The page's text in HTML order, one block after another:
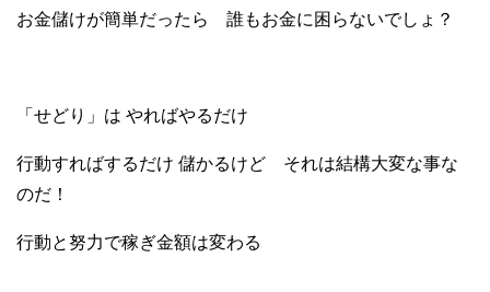
お金儲けが簡単だったら 誰もお金に困らないでしょ？
「せどり」は やればやるだけ
行動すればするだけ 儲かるけど それは結構大変な事な
のだ！
行動と努力で稼ぎ金額は変わる